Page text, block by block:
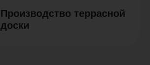
Производство террасной
доски